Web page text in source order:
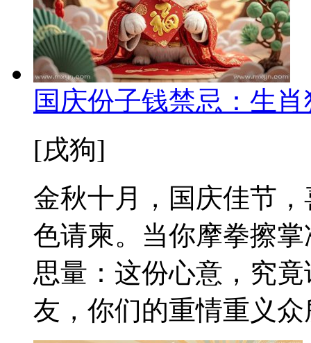
国庆份子钱禁忌：生
[戌狗]
金秋十月，国庆佳节
色请柬。当你摩拳擦
思量：这份心意，究
友，你们的重情重义